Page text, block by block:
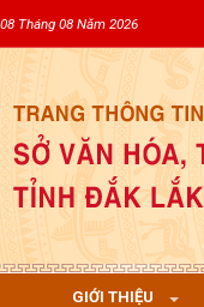
Tháng 08 Năm 2026
GIỚI THIỆU